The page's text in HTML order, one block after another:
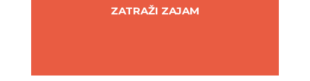
ZATRAŽI ZAJAM